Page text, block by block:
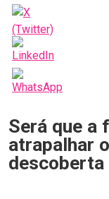
Será que a
atrapalhar